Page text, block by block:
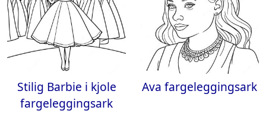
Stilig Barbie i kjole
fargeleggingsark
Ava fargeleggingsark